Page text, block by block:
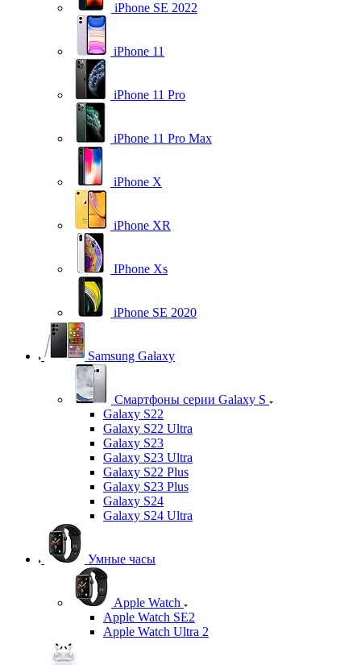
iPhone SE 2022
iPhone 11
iPhone 11 Pro
iPhone 11 Pro Max
iPhone X
iPhone XR
IPhone Xs
iPhone SE 2020
Samsung Galaxy
Смартфоны серии Galaxy S
Galaxy S22
Galaxy S22 Ultra
Galaxy S23
Galaxy S23 Ultra
Galaxy S22 Plus
Galaxy S23 Plus
Galaxy S24
Galaxy S24 Ultra
Умные часы
Apple Watch
Apple Watch SE2
Apple Watch Ultra 2